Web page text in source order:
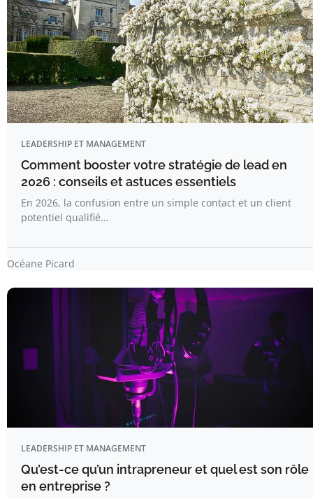
LEADERSHIP ET MANAGEMENT
Comment booster votre stratégie de lead en
2026 : conseils et astuces essentiels
En 2026, la confusion entre un simple contact et un client
potentiel qualifié…
Océane Picard
LEADERSHIP ET MANAGEMENT
Qu’est-ce qu’un intrapreneur et quel est son rôle
en entreprise ?